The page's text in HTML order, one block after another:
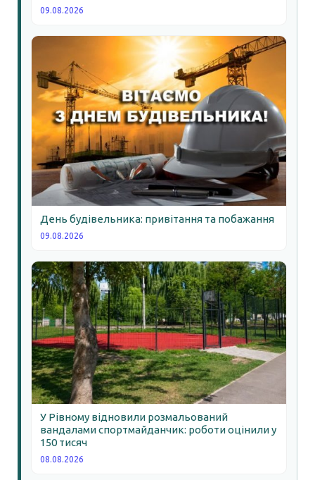
09.08.2026
День будівельника: привітання та побажання
09.08.2026
У Рівному відновили розмальований
вандалами спортмайданчик: роботи оцінили у
150 тисяч
08.08.2026